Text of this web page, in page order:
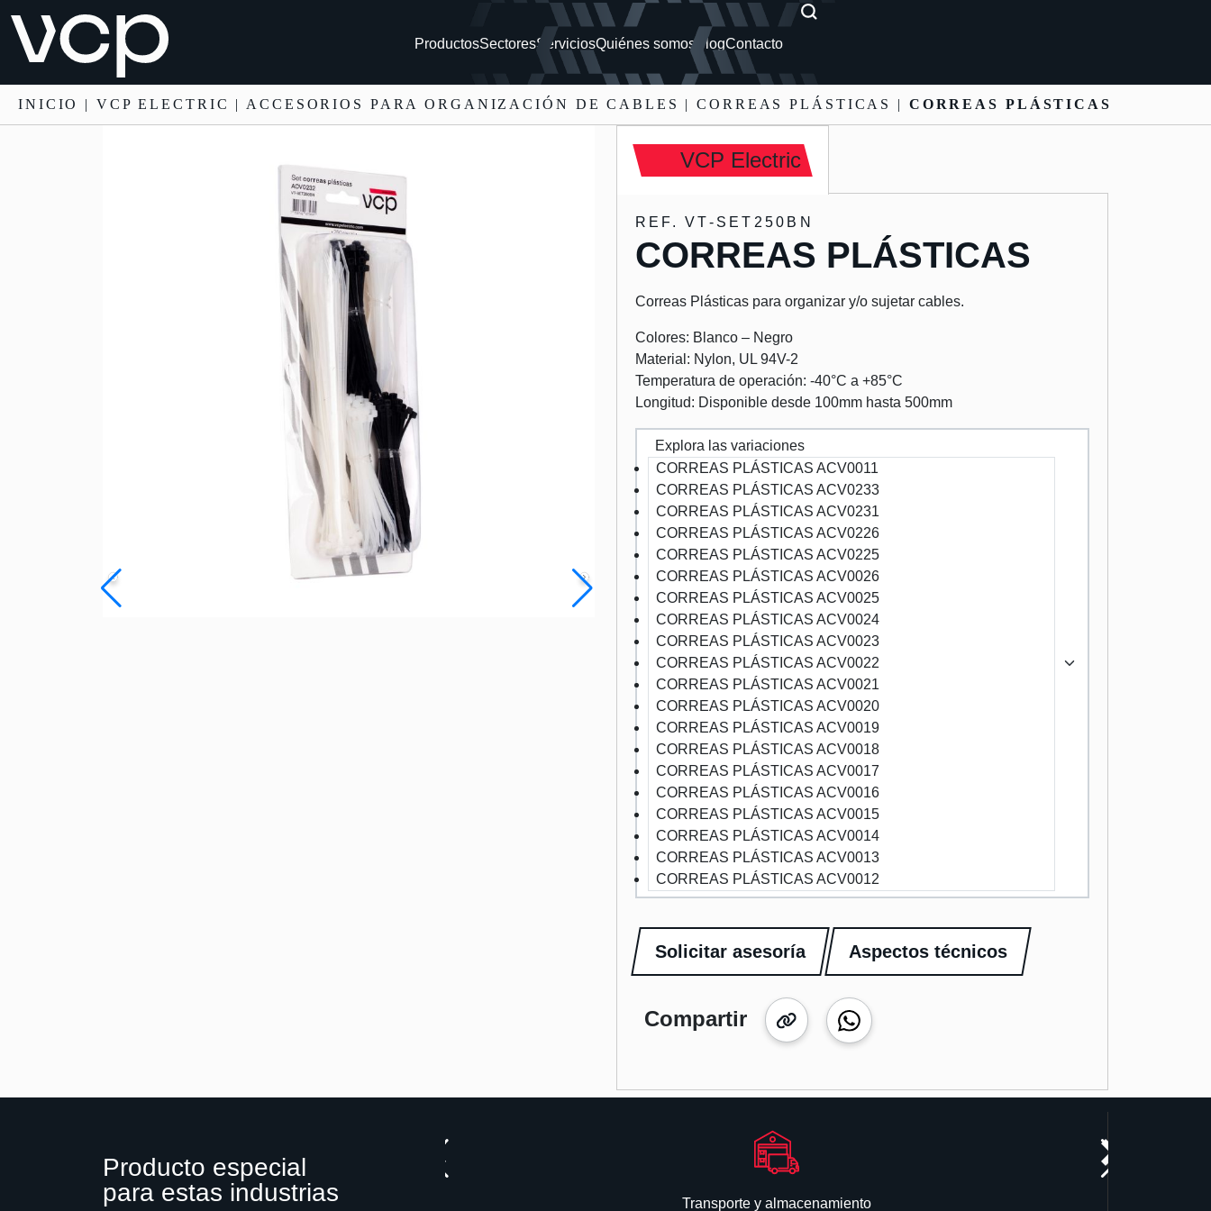
ProductosSectoresServiciosQuiénes somos BlogContacto
INICIO | VCP ELECTRIC | ACCESORIOS PARA ORGANIZACIÓN DE CABLES | CORREAS PLÁSTICAS | CORREAS PLÁSTICAS
VCP Electric
REF. VT-SET250BN
CORREAS PLÁSTICAS
Correas Plásticas para organizar y/o sujetar cables.
Colores: Blanco – Negro
Material: Nylon, UL 94V-2
Temperatura de operación: -40°C a +85°C
Longitud: Disponible desde 100mm hasta 500mm
Explora las variaciones
CORREAS PLÁSTICAS ACV0011
CORREAS PLÁSTICAS ACV0233
CORREAS PLÁSTICAS ACV0231
CORREAS PLÁSTICAS ACV0226
CORREAS PLÁSTICAS ACV0225
CORREAS PLÁSTICAS ACV0026
CORREAS PLÁSTICAS ACV0025
CORREAS PLÁSTICAS ACV0024
CORREAS PLÁSTICAS ACV0023
CORREAS PLÁSTICAS ACV0022
CORREAS PLÁSTICAS ACV0021
CORREAS PLÁSTICAS ACV0020
CORREAS PLÁSTICAS ACV0019
CORREAS PLÁSTICAS ACV0018
CORREAS PLÁSTICAS ACV0017
CORREAS PLÁSTICAS ACV0016
CORREAS PLÁSTICAS ACV0015
CORREAS PLÁSTICAS ACV0014
CORREAS PLÁSTICAS ACV0013
CORREAS PLÁSTICAS ACV0012
Solicitar asesoría Aspectos técnicos
Compartir
Producto especial
para estas industrias
Transporte y almacenamiento